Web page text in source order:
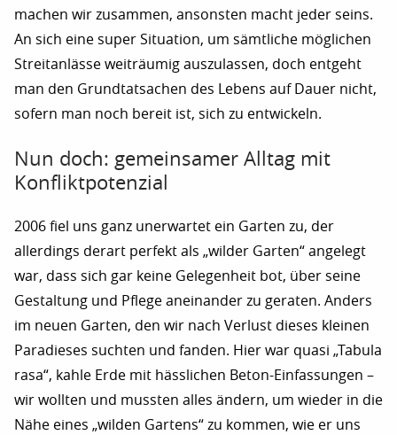
machen wir zusammen, ansonsten macht jeder seins.
An sich eine super Situation, um sämtliche möglichen
Streitanlässe weiträumig auszulassen, doch entgeht
man den Grundtatsachen des Lebens auf Dauer nicht,
sofern man noch bereit ist, sich zu entwickeln.
Nun doch: gemeinsamer Alltag mit
Konfliktpotenzial
2006 fiel uns ganz unerwartet ein Garten zu, der
allerdings derart perfekt als „wilder Garten“ angelegt
war, dass sich gar keine Gelegenheit bot, über seine
Gestaltung und Pflege aneinander zu geraten. Anders
im neuen Garten, den wir nach Verlust dieses kleinen
Paradieses suchten und fanden. Hier war quasi „Tabula
rasa“, kahle Erde mit hässlichen Beton-Einfassungen –
wir wollten und mussten alles ändern, um wieder in die
Nähe eines „wilden Gartens“ zu kommen, wie er uns